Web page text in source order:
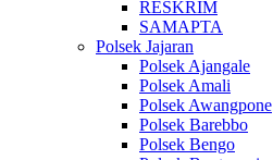
RESKRIM
SAMAPTA
Polsek Jajaran
Polsek Ajangale
Polsek Amali
Polsek Awangpone
Polsek Barebbo
Polsek Bengo